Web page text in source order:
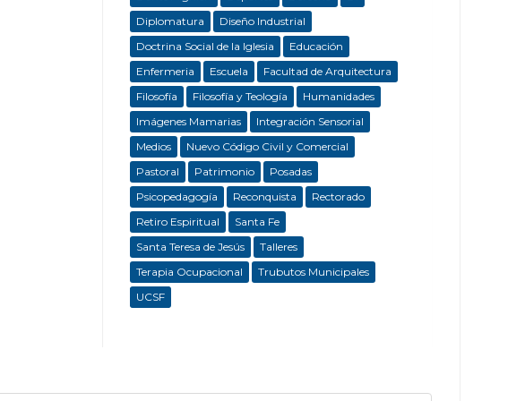
Diplomatura
Diseño Industrial
Doctrina Social de la Iglesia
Educación
Enfermeria
Escuela
Facultad de Arquitectura
Filosofía
Filosofía y Teología
Humanidades
Imágenes Mamarias
Integración Sensorial
Medios
Nuevo Código Civil y Comercial
Pastoral
Patrimonio
Posadas
Psicopedagogía
Reconquista
Rectorado
Retiro Espiritual
Santa Fe
Santa Teresa de Jesús
Talleres
Terapia Ocupacional
Trubutos Municipales
UCSF